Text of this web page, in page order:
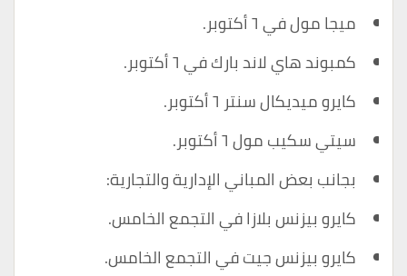
ميجا مول في ٦ أكتوبر.
كمبوند هاي لاند بارك في ٦ أكتوبر.
كايرو ميديكال سنتر ٦ أكتوبر.
سيتي سكيب مول ٦ أكتوبر.
بجانب بعض المباني الإدارية والتجارية:
كايرو بيزنس بلازا في التجمع الخامس.
كايرو بيزنس جيت في التجمع الخامس.